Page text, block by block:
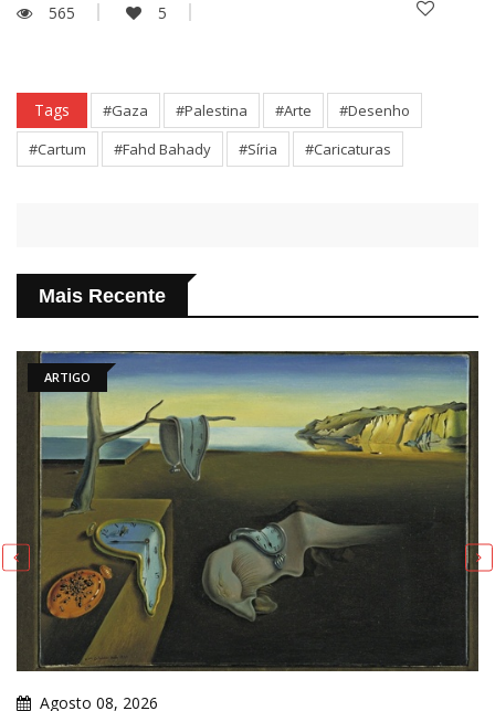
565
5
Tags #Gaza #Palestina #Arte
#Desenho
#Cartum
#Fahd Bahady #Sí­ria #Caricaturas
Mais Recente
ARTE DIÁRIA